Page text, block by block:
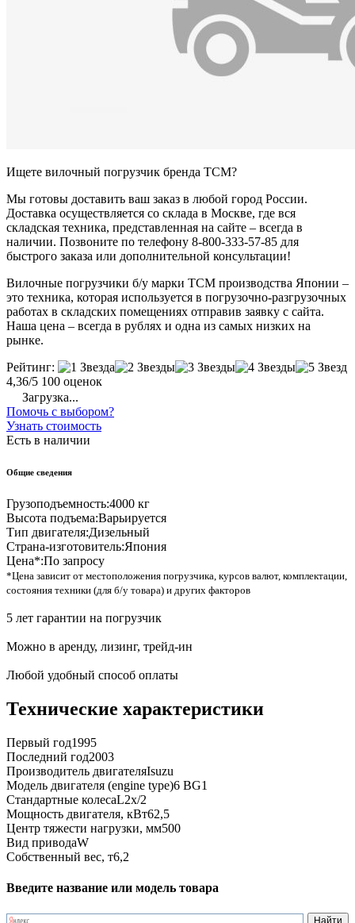
Ищете вилочный погрузчик бренда TCM?
Мы готовы доставить ваш заказ в любой город России.
Доставка осуществляется со склада в Москве, где вся
складская техника, представленная на сайте – всегда в
наличии. Позвоните по телефону 8-800-333-57-85 для
быстрого заказа или дополнительной консультации!
Вилочные погрузчики б/у марки TCM производства Японии –
это техника, которая используется в погрузочно-разгрузочных
работах в складских помещениях отправив заявку с сайта.
Наша цена – всегда в рублях и одна из самых низких на
рынке.
Рейтинг:
4,36/5 100 оценок
Загрузка...
Помочь с выбором?
Узнать стоимость
Есть в наличии
Общие сведения
Грузоподъемность:4000 кг
Высота подъема:Варьируется
Тип двигателя:Дизельный
Страна-изготовитель:Япония
Цена*:По запросу
*Цена зависит от местоположения погрузчика, курсов валют, комплектации,
состояния техники (для б/у товара) и других факторов
5 лет гарантии на погрузчик
Можно в аренду, лизинг, трейд-ин
Любой удобный способ оплаты
Технические характеристики
Первый год1995
Последний год2003
Производитель двигателяIsuzu
Модель двигателя (engine type)6 BG1
Стандартные колесаL2x/2
Мощность двигателя, кВт62,5
Центр тяжести нагрузки, мм500
Вид приводаW
Собственный вес, т6,2
Введите название или модель товара